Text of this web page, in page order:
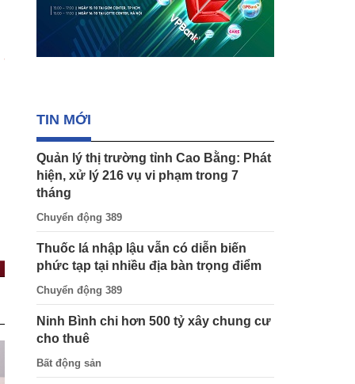
TIN MỚI
Quản lý thị trường tỉnh Cao Bằng: Phát
hiện, xử lý 216 vụ vi phạm trong 7
tháng
Chuyển động 389
Thuốc lá nhập lậu vẫn có diễn biến
phức tạp tại nhiều địa bàn trọng điểm
Chuyển động 389
Ninh Bình chi hơn 500 tỷ xây chung cư
cho thuê
Bất động sản